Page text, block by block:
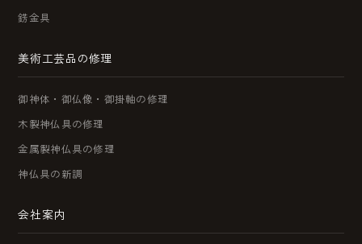
錺金具
美術工芸品の修理
御神体・御仏像・御掛軸の修理
木製神仏具の修理
金属製神仏具の修理
神仏具の新調
会社案内